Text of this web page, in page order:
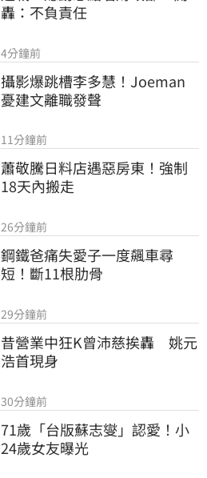
轟：不負責任
4分鐘前
攝影爆跳槽李多慧！Joeman
憂建文離職發聲
11分鐘前
蕭敬騰日料店遇惡房東！強制
18天內搬走
26分鐘前
鋼鐵爸痛失愛子一度飆車尋
短！斷11根肋骨
29分鐘前
昔營業中狂K曾沛慈挨轟　姚元
浩首現身
30分鐘前
71歲「台版蘇志燮」認愛！小
24歲女友曝光